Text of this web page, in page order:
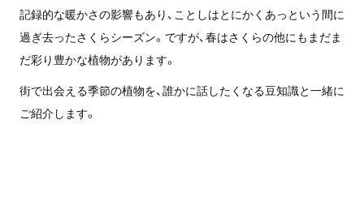
記録的な暖かさの影響もあり、ことしはとにかくあっという間に
過ぎ去ったさくらシーズン。ですが、春はさくらの他にもまだま
だ彩り豊かな植物があります。
街で出会える季節の植物を、誰かに話したくなる豆知識と一緒に
ご紹介します。